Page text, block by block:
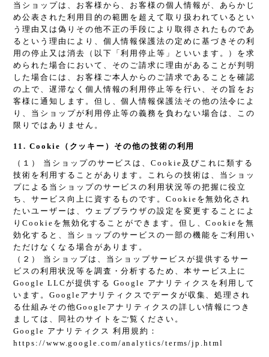
当ショップは、お客様から、お客様の個人情報が、あらかじ
め公表された利用目的の範囲を超えて取り扱われているとい
う理由又は偽りその他不正の手段により取得されたものであ
るという理由により、個人情報保護法の定めに基づきその利
用の停止又は消去（以下「利用停止等」といいます。）を求
められた場合において、そのご請求に理由があることが判明
した場合には、お客様ご本人からのご請求であることを確認
の上で、遅滞なく個人情報の利用停止等を行い、その旨をお
客様に通知します。但し、個人情報保護法その他の法令によ
り、当ショップが利用停止等の義務を負わない場合は、この
限りではありません。
11. Cookie（クッキー）その他の技術の利用
（１） 当ショップのサービスは、Cookie及びこれに類する
技術を利用することがあります。これらの技術は、当ショッ
プによる当ショップのサービスの利用状況等の把握に役立
ち、サービス向上に資するものです。Cookieを無効化され
たいユーザーは、ウェブブラウザの設定を変更することによ
りCookieを無効化することができます。但し、Cookieを無
効化すると、当ショップのサービスの一部の機能をご利用い
ただけなくなる場合があります。
（２） 当ショップは、当ショップサービスが提供するサー
ビスの利用状況等を調査・分析するため、本サービス上に
Google LLCが提供する Google アナリティクスを利用して
います。Googleアナリティクスでデータが収集、処理され
る仕組みその他Googleアナリティクスの詳しい情報につき
ましては、同社のサイトをご覧ください。
Google アナリティクス 利用規約：
https://www.google.com/analytics/terms/jp.html